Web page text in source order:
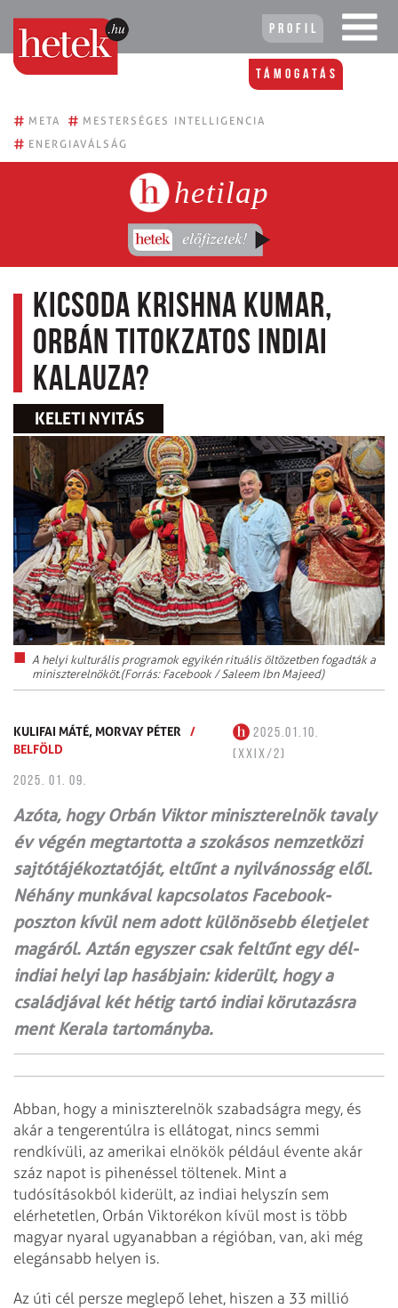
Profil
Támogatás
# META # MESTERSÉGES INTELLIGENCIA
# ENERGIAVÁLSÁG
hetilap
Kicsoda Krishna Kumar,
Orbán titokzatos indiai
kalauza?
KELETI NYITÁS
A helyi kulturális programok egyikén rituális öltözetben fogadták a
miniszterelnököt.(Forrás: Facebook / Saleem Ibn Majeed)
KULIFAI MÁTÉ, MORVAY PÉTER
/
BELFÖLD
2025.01.10.
(XXIX/2)
2025. 01. 09.
Azóta, hogy Orbán Viktor miniszterelnök tavaly
év végén megtartotta a szokásos nemzetközi
sajtótájékoztatóját, eltűnt a nyilvánosság elől.
Néhány munkával kapcsolatos Facebook-
poszton kívül nem adott különösebb életjelet
magáról. Aztán egyszer csak feltűnt egy dél-
indiai helyi lap hasábjain: kiderült, hogy a
családjával két hétig tartó indiai körutazásra
ment Kerala tartományba.
Abban, hogy a miniszterelnök szabadságra megy, és
akár a tengerentúlra is ellátogat, nincs semmi
rendkívüli, az amerikai elnökök például évente akár
száz napot is pihenéssel töltenek. Mint a
tudósításokból kiderült, az indiai helyszín sem
elérhetetlen, Orbán Viktorékon kívül most is több
magyar nyaral ugyanabban a régióban, van, aki még
elegánsabb helyen is.
Az úti cél persze meglepő lehet, hiszen a 33 millió